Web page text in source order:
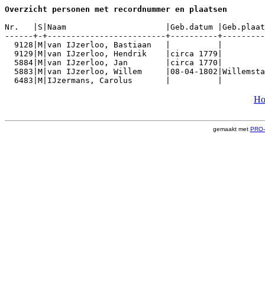
Overzicht personen met recordnummer en
Nr.   |S|Naam                     |Geb.datum
------+-+-------------------------+----------
9128|M|van IJzerloo, Bastiaan   |          |
9129|M|van IJzerloo, Hendrik    |circa 1779|
5884|M|van IJzerloo, Jan        |circa 1770|
5883|M|van IJzerloo, Willem     |08-04-
6483|M|IJzermans, Carolus       |          |
gemaakt met